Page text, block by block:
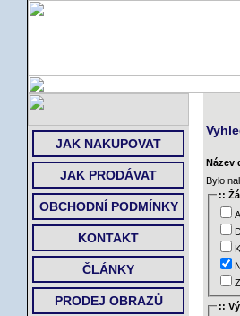
JAK NAKUPOVAT
JAK PRODÁVAT
OBCHODNÍ PODMÍNKY
KONTAKT
ČLÁNKY
PRODEJ OBRAZŮ
Název
Bylo
::
::